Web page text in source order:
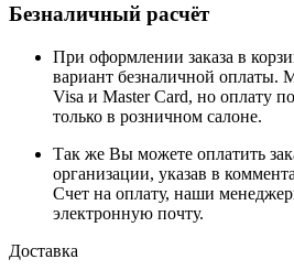
Безналичный расчёт
При оформлении заказа в
вариант безналичной
Visa и Master Card, но оплату
только в розничном салоне.
Так же Вы можете оплатить
организации, указав в
Счет на оплату, наши
электронную почту.
Доставка